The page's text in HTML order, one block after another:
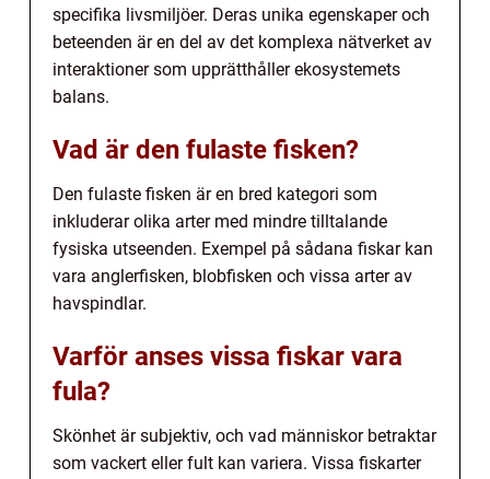
specifika livsmiljöer. Deras unika egenskaper och
beteenden är en del av det komplexa nätverket av
interaktioner som upprätthåller ekosystemets
balans.
Vad är den fulaste fisken?
Den fulaste fisken är en bred kategori som
inkluderar olika arter med mindre tilltalande
fysiska utseenden. Exempel på sådana fiskar kan
vara anglerfisken, blobfisken och vissa arter av
havspindlar.
Varför anses vissa fiskar vara
fula?
Skönhet är subjektiv, och vad människor betraktar
som vackert eller fult kan variera. Vissa fiskarter